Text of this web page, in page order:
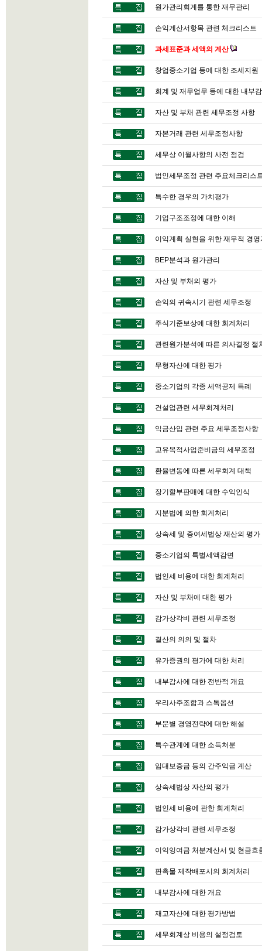
원가관리회계를 통한 재무관리
손익계산서항목 관련 체크리스트
과세표준과 세액의 계산
창업중소기업 등에 대한 조세지원
회계 및 재무업무 등에 대한 내부
자산 및 부채 관련 세무조정 사항
자본거래 관련 세무조정사항
세무상 이월사항의 사전 점검
법인세무조정 관련 주요체크리스
특수한 경우의 가치평가
기업구조조정에 대한 이해
이익계획 실현을 위한 재무적 경영
BEP분석과 원가관리
자산 및 부채의 평가
손익의 귀속시기 관련 세무조정
주식기준보상에 대한 회계처리
관련원가분석에 따른 의사결정 절
무형자산에 대한 평가
중소기업의 각종 세액공제 특례
건설업관련 세무회계처리
익금산입 관련 주요 세무조정사항
고유목적사업준비금의 세무조정
환율변동에 따른 세무회계 대책
장기할부판매에 대한 수익인식
지분법에 의한 회계처리
상속세 및 증여세법상 재산의 평가
중소기업의 특별세액감면
법인세 비용에 대한 회계처리
자산 및 부채에 대한 평가
감가상각비 관련 세무조정
결산의 의의 및 절차
유가증권의 평가에 대한 처리
내부감사에 대한 전반적 개요
우리사주조합과 스톡옵션
부문별 경영전략에 대한 해설
특수관계에 대한 소득처분
임대보증금 등의 간주익금 계산
상속세법상 자산의 평가
법인세 비용에 관한 회계처리
감가상각비 관련 세무조정
이익잉여금 처분계산서 및 현금흐
판촉물 제작배포시의 회계처리
내부감사에 대한 개요
재고자산에 대한 평가방법
세무회계상 비용의 설정검토